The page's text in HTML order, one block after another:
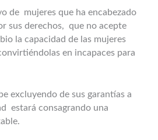
de mujeres que ha encabezado
sus derechos, que no acepte
la capacidad de las mujeres
en incapaces para
excluyendo de sus garantías a
estará consagrando una